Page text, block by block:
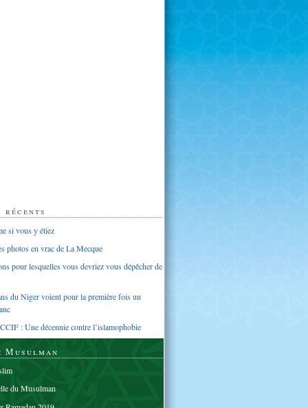
si vous y étiez
photos en vrac de La Mecque
pour lesquelles vous devriez vous dépêcher de
du Niger voient pour la première fois un
: Une décennie contre l’islamophobie
Musulman
du Musulman